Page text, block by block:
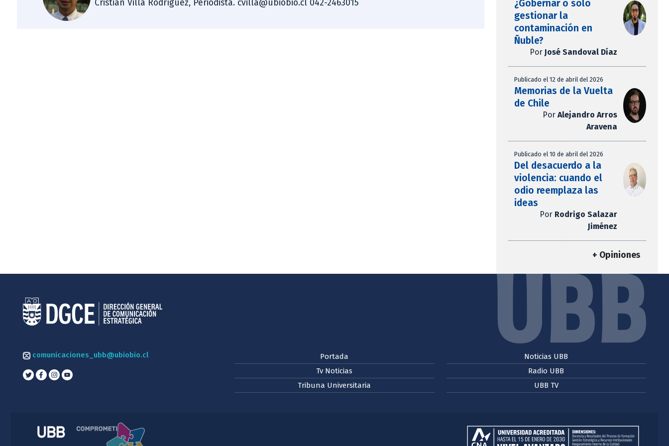
Cristian Villa Rodríguez, Periodista. cvilla@ubiobio.cl 042-2463015
¿Gobernar o solo
gestionar la
contaminación en
Ñuble?
Por José Sandoval Díaz
Publicado el 12 de abril del 2026
Memorias de la Vuelta
de Chile
Por Alejandro Arros
Aravena
Publicado el 10 de abril del 2026
Del desacuerdo a la
violencia: cuando el
odio reemplaza las
ideas
Por Rodrigo Salazar
Jiménez
+ Opiniones
comunicaciones_ubb@ubiobio.cl
Portada
Tv Noticias
Tribuna Universitaria
Noticias UBB
Radio UBB
UBB TV